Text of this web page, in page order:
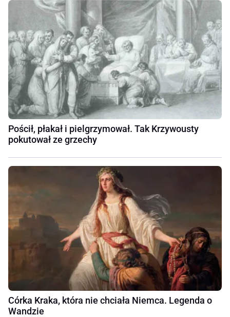
Pościł, płakał i pielgrzymował. Tak Krzywousty
pokutował ze grzechy
Córka Kraka, która nie chciała Niemca. Legenda o
Wandzie